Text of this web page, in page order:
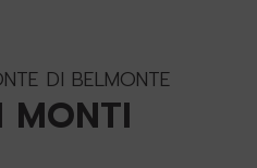
DI BELMONTE
MONTI